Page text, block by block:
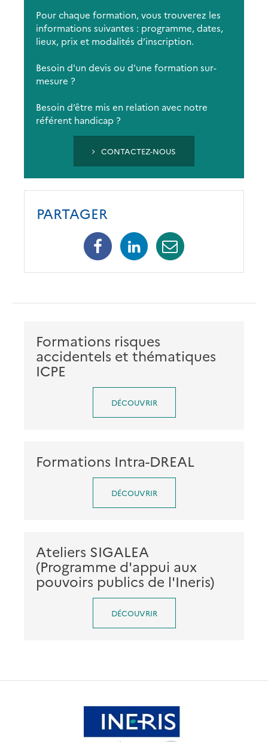
Pour chaque formation, vous trouverez les
informations suivantes : programme, dates,
lieux, prix et modalités d’inscription.
Besoin d'un devis ou d'une formation sur-
mesure ?
Besoin d’être mis en relation avec notre
référent handicap ?
CONTACTEZ-NOUS
PARTAGER
Facebook LinkedinMail
Formations risques
accidentels et thématiques
ICPE
DÉCOUVRIR
Formations Intra-DREAL
DÉCOUVRIR
Ateliers SIGALEA
(Programme d'appui aux
pouvoirs publics de l'Ineris)
DÉCOUVRIR